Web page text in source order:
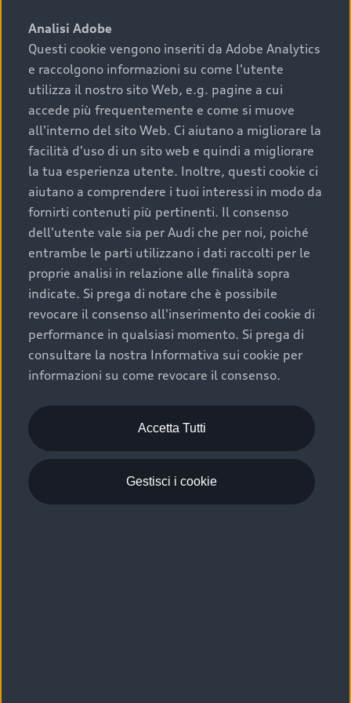
chilometraggio: un valore contenuto corrisponde a
uno stato migliore del veicolo e a una maggiore
durata nel tempo;
cronologia dei tagliandi: una documentazione
completa della vettura certifica una manutenzione
costante e accurata;
condizioni della carrozzeria e degli interni: una
buona conservazione evidenzia cura e attenzione del
precedente proprietario;
efficienza meccanica: motore, trasmissione e
componenti principali in ottimo stato garantiscono
prestazioni affidabili e sicure.
Acquistare un’auto usata in una Concessionaria ufficiale
Audi che offre l’usato garantito tramite Audi Prima
Scelta :plus, significa affidarsi ad un prodotto che viene
sottoposto a 110 controlli approfonditi e coperto da
garanzia fino a 4 anni per una maggiore tutela del tuo
acquisto.
Analisi Adobe
Questi cookie vengono inseriti da Adobe Analytics
e raccolgono informazioni su come l'utente
utilizza il nostro sito Web, e.g. pagine a cui
accede più frequentemente e come si muove
all'interno del sito Web. Ci aiutano a migliorare la
facilità d'uso di un sito web e quindi a migliorare
la tua esperienza utente. Inoltre, questi cookie ci
aiutano a comprendere i tuoi interessi in modo da
fornirti contenuti più pertinenti. Il consenso
dell'utente vale sia per Audi che per noi, poiché
entrambe le parti utilizzano i dati raccolti per le
proprie analisi in relazione alle finalità sopra
indicate. Si prega di notare che è possibile
revocare il consenso all'inserimento dei cookie di
performance in qualsiasi momento. Si prega di
consultare la nostra Informativa sui cookie per
informazioni su come revocare il consenso.
Accetta Tutti
Gestisci i cookie